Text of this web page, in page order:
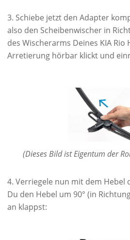
Schiebe jetzt den Adapter
also den Scheibenwischer in
des Wischerarms Deines KIA Rio
Arretierung hörbar klickt und
(Dieses Bild ist Eigentum der
Verriegele nun mit dem Hebel
Du den Hebel um 90° (in
an klappst: